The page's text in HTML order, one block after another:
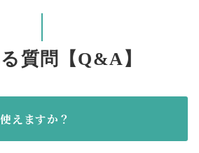
質問【Q&A】
えますか？